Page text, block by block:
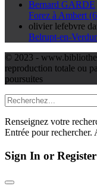
Bernard GARDE
Forez à Ambert
olivier lefebvre
Belrupt-en-
© 2023 -
reproduction totale ou
poursuites
Renseignez votre
Entrée pour rechercher.
Sign In or Register